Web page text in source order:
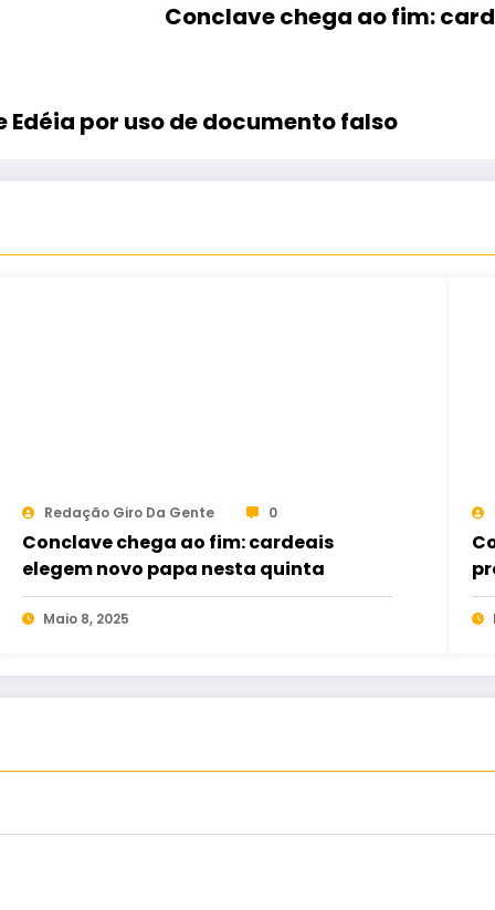
Conclave chega ao fim:
por uso de documento falso
Redação Giro Da Gente 0
Conclave chega ao fim: cardeais
elegem novo papa nesta quinta
Maio 8, 2025